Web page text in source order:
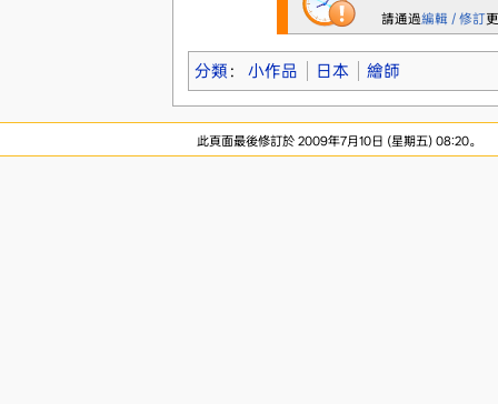
請通過編輯 / 修訂
分類 ： 小作品 日本 繪師
此頁面最後修訂於 2009年7月10日 (星期五) 08:20。